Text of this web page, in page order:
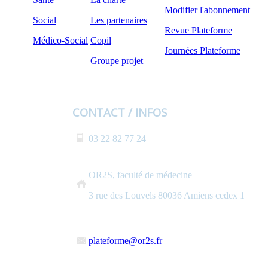
Social
Médico-Social
Les partenaires
Copil
Groupe projet
Modifier l'abonnement
Revue Plateforme
Journées Plateforme
CONTACT / INFOS
03 22 82 77 24
OR2S, faculté de médecine
3 rue des Louvels 80036 Amiens cedex 1
plateforme@or2s.fr